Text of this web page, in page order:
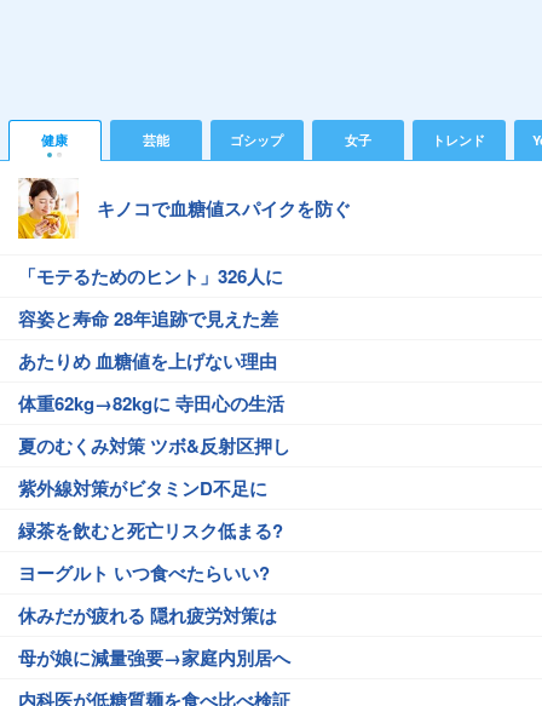
健康 芸能 ゴシップ 女子 トレンド
キノコで血糖値スパイクを防ぐ
「モテるためのヒント」326人に
容姿と寿命 28年追跡で見えた差
あたりめ 血糖値を上げない理由
体重62kg→82kgに 寺田心の生活
夏のむくみ対策 ツボ&反射区押し
紫外線対策がビタミンD不足に
緑茶を飲むと死亡リスク低まる?
ヨーグルト いつ食べたらいい?
休みだが疲れる 隠れ疲労対策は
母が娘に減量強要→家庭内別居へ
内科医が低糖質麺を食べ比べ検証